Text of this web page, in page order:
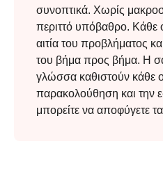
συνοπτικά. Χωρίς
περιττό υπόβαθρο. Κάθε
αιτία του προβλήματος
του βήμα προς βήμα. Η
γλώσσα καθιστούν κάθε
παρακολούθηση και την
μπορείτε να αποφύγετε